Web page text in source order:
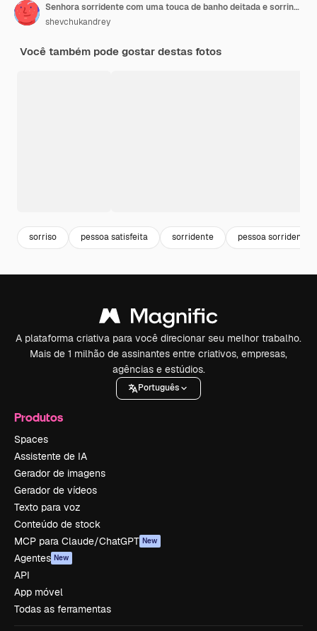
Senhora sorridente com uma touca de banho deitada e sorrindo enquanto tem uma máscara de oxigênio branca macia no rosto
shevchukandrey
Você também pode gostar destas fotos
sorriso pessoa satisfeita sorridente pessoa sorridente
A plataforma criativa para você direcionar seu melhor trabalho.
Mais de 1 milhão de assinantes entre criativos, empresas,
agências e estúdios.
Português
Produtos
Spaces
Assistente de IA
Gerador de imagens
Gerador de vídeos
Texto para voz
Conteúdo de stock
MCP para Claude/ChatGPT New
Agentes New
API
App móvel
Todas as ferramentas